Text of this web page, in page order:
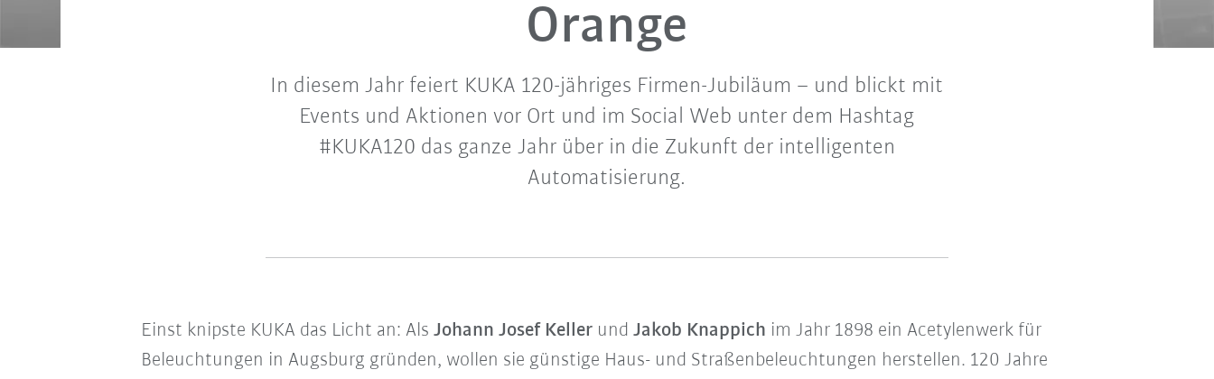
Orange
In diesem Jahr feiert KUKA 120-jähriges Firmen-Jubiläum – und blickt mit
Events und Aktionen vor Ort und im Social Web unter dem Hashtag
#KUKA120 das ganze Jahr über in die Zukunft der intelligenten
Automatisierung.
Einst knipste KUKA das Licht an: Als Johann Josef Kellerund Jakob Knappich im Jahr 1898 ein Acetylenwerk für
Beleuchtungen in Augsburg gründen, wollen sie günstige Haus- und Straßenbeleuchtungen herstellen. 120 Jahre